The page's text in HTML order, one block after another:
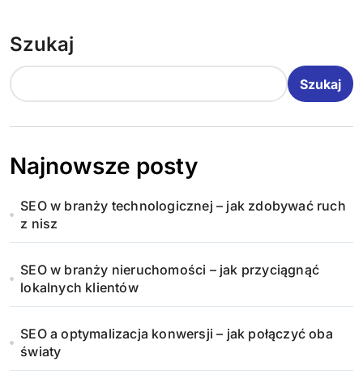
Szukaj
Szukaj
Najnowsze posty
SEO w branży technologicznej – jak zdobywać ruch
z nisz
SEO w branży nieruchomości – jak przyciągnąć
lokalnych klientów
SEO a optymalizacja konwersji – jak połączyć oba
światy